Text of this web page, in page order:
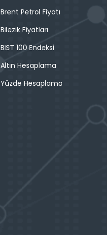
Brent Petrol Fiyatı
Bilezik Fiyatları
BIST 100 Endeksi
Altın Hesaplama
Yüzde Hesaplama